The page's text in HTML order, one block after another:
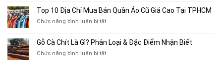
Bán
Xe
Cũ,
Xe
10
Thu
Sách
Top 10 Địa Chỉ Mua Bán Quần Áo Cũ Giá Cao Tại TPHCM
Chức năng bình luận bị tắtở
Địa
Chỉ
Gỗ Cà Chít Là Gì? Phân Loại & Đặc Điểm Nhận Biết
Chức năng bình luận bị tắtở